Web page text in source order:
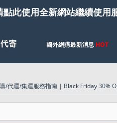
點此使用全新網站繼續使用
國外網購最新消息 HOT
/代運/集運服務指南 | Black Friday 30%